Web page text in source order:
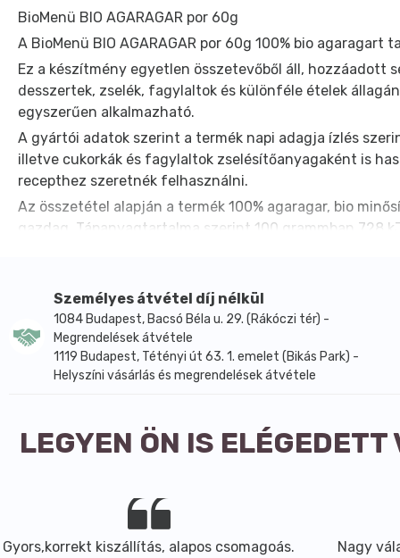
BioMenü BIO AGARAGAR por 60g
A BioMenü BIO AGARAGAR por 60g 100% bio
Ez a készítmény egyetlen összetevőből áll, hozzáadott
desszertek, zselék, fagylaltok és különféle ételek
egyszerűen alkalmazható.
A gyártói adatok szerint a termék napi adagja ízlés
illetve cukorkák és fagylaltok zselésítőanyagaként is
recepthez szeretnék felhasználni.
Az összetétel alapján a termék 100% agaragar, bio
gazdag. Tápanyagtartalma szerint 100 grammban 728
Adagolási egység: ízlés szerint
Bio agaragar ízlés szerint
Aktív összetevő: 100% agaragar
Segédanyagok: a gyártói oldalon külön segédanyag
Zsír 0,1 g
amelyben többszörösen telítetlen zsírsav 0,1 g
amelyben cukor 0 g
Személyes átvétel díj nélkül
1084 Budapest, Bacsó Béla u. 29. (Rákóczi tér) -
Megrendelések átvétele
1119 Budapest, Tétényi út 63. 1. emelet (Bikás Park) -
Helyszíni vásárlás és megrendelések átvétele
LEGYEN ÖN IS
Gyors,korrekt kiszállítás, alapos csomagoás. Nagy